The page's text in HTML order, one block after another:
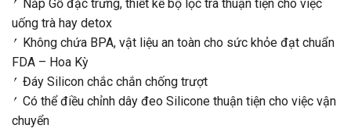
⎖ Nắp Gỗ đặc trưng, thiết kế bộ lọc trà thuận tiện cho việc
uống trà hay detox
⎖ Không chứa BPA, vật liệu an toàn cho sức khỏe đạt chuẩn
FDA – Hoa Kỳ
⎖ Đáy Silicon chắc chắn chống trượt
⎖ Có thể điều chỉnh dây đeo Silicone thuận tiện cho việc vận
chuyển